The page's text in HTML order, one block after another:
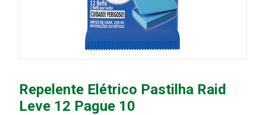
Repelente Elétrico Pastilha Raid
Leve 12 Pague 10